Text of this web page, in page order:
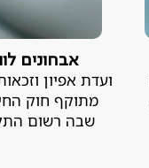
אבחונים
ועדת אפיון
מתוקף חוק
שבה רשום